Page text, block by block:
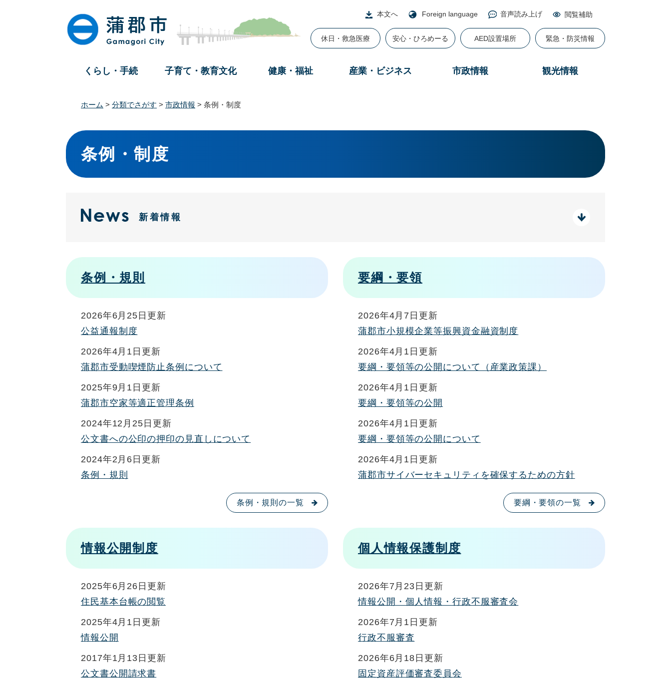
本文へ Foreign language 音声読み上げ 閲覧補助
休日・救急医療 安心・ひろめーる AED設置場所 緊急・防災情報
くらし・手続 子育て・教育文化 健康・福祉 産業・ビジネス 市政情報 観光情報
ホーム > 分類でさがす > 市政情報 > 条例・制度
本
文
条例・制度
新着情報
条例・規則
2026年6月25日更新
公益通報制度
2026年4月1日更新
蒲郡市受動喫煙防止条例について
2025年9月1日更新
蒲郡市空家等適正管理条例
2024年12月25日更新
公文書への公印の押印の見直しについて
2024年2月6日更新
条例・規則
条例・規則の一覧
要綱・要領
2026年4月7日更新
蒲郡市小規模企業等振興資金融資制度
2026年4月1日更新
要綱・要領等の公開について（産業政策課）
2026年4月1日更新
要綱・要領等の公開
2026年4月1日更新
要綱・要領等の公開について
2026年4月1日更新
蒲郡市サイバーセキュリティを確保するための方針
要綱・要領の一覧
情報公開制度
2025年6月26日更新
住民基本台帳の閲覧
2025年4月1日更新
情報公開
2017年1月13日更新
公文書公開請求書
個人情報保護制度
2026年7月23日更新
情報公開・個人情報・行政不服審査会
2026年7月1日更新
行政不服審査
2026年6月18日更新
固定資産評価審査委員会